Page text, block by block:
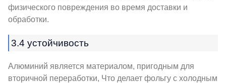
физического повреждения во время доставки и
обработки.
3.4 устойчивость
Алюминий является материалом, пригодным для
вторичной переработки, Что делает фольгу с холодным